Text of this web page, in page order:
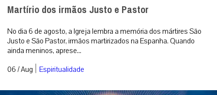
Martírio dos irmãos Justo e Pastor
No dia 6 de agosto, a Igreja lembra a memória dos mártires São
Justo e São Pastor, irmãos martirizados na Espanha. Quando
ainda meninos, aprese...
06 / Aug | Espiritualidade